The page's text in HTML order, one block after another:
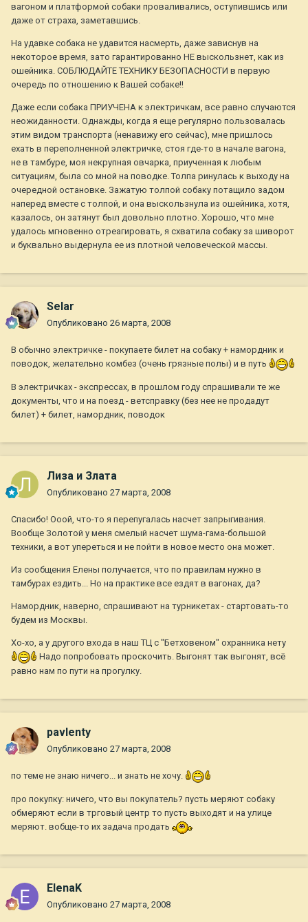
вагоном и платформой собаки проваливались, оступившись или
даже от страха, заметавшись.
На удавке собака не удавится насмерть, даже зависнув на
некоторое время, зато гарантированно НЕ выскользнет, как из
ошейника. СОБЛЮДАЙТЕ ТЕХНИКУ БЕЗОПАСНОСТИ в первую
очередь по отношению к Вашей собаке!!
Даже если собака ПРИУЧЕНА к электричкам, все равно случаются
неожиданности. Однажды, когда я еще регулярно пользовалась
этим видом транспорта (ненавижу его сейчас), мне пришлось
ехать в переполненной электричке, стоя где-то в начале вагона,
не в тамбуре, моя некрупная овчарка, приученная к любым
ситуациям, была со мной на поводке. Толпа ринулась к выходу на
очередной остановке. Зажатую толпой собаку потащило задом
наперед вместе с толпой, и она выскользнула из ошейника, хотя,
казалось, он затянут был довольно плотно. Хорошо, что мне
удалось мгновенно отреагировать, я схватила собаку за шиворот
и буквально выдернула ее из плотной человеческой массы.
Selar
Опубликовано 26 марта, 2008
В обычно электричке - покупаете билет на собаку + намордник и
поводок, желательно комбез (очень грязные полы) и в путь
В электричках - экспрессах, в прошлом году спрашивали те же
документы, что и на поезд - ветсправку (без нее не продадут
билет) + билет, намордник, поводок
Лиза и Злата
Опубликовано 27 марта, 2008
Спасибо! Ооой, что-то я перепугалась насчет запрыгивания.
Вообще Золотой у меня смелый насчет шума-гама-большой
техники, а вот упереться и не пойти в новое место она может.
Из сообщения Елены получается, что по правилам нужно в
тамбурах ездить... Но на практике все ездят в вагонах, да?
Намордник, наверно, спрашивают на турникетах - стартовать-то
будем из Москвы.
Хо-хо, а у другого входа в наш ТЦ с "Бетховеном" охранника нету
Надо попробовать проскочить. Выгонят так выгонят, всё
равно нам по пути на прогулку.
pavlenty
Опубликовано 27 марта, 2008
по теме не знаю ничего... и знать не хочу.
про покупку: ничего, что вы покупатель? пусть меряют собаку
обмеряют если в трговый центр то пусть выходят и на улице
меряют. вобще-то их задача продать
ElenaK
Опубликовано 27 марта, 2008